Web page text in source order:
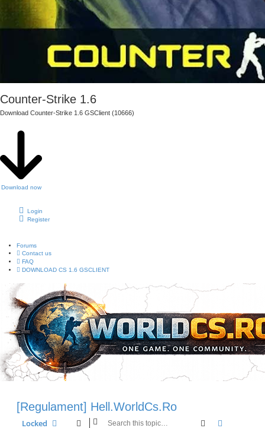
Counter-Strike 1.6
Download Counter-Strike 1.6 GSClient (10666)
Download now
Login
Register
Forums
Contact us
FAQ
DOWNLOAD CS 1.6 GSCLIENT
[Regulament] Hell.WorldCs.Ro
Locked Search